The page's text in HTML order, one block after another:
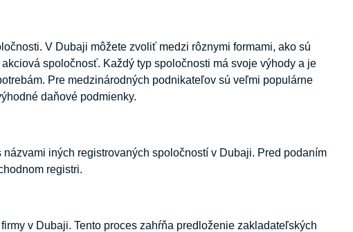
V Dubaji môžete zvoliť medzi rôznymi formami, ako sú
spoločnosť. Každý typ spoločnosti má svoje výhody a je
Pre medzinárodných podnikateľov sú veľmi populárne
daňové podmienky.
iných registrovaných spoločností v Dubaji. Pred podaním
registri.
v Dubaji. Tento proces zahŕňa predloženie zakladateľských